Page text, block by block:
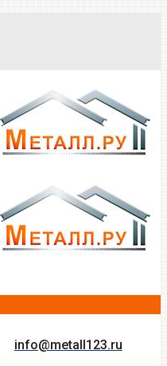
info@metall123.ru